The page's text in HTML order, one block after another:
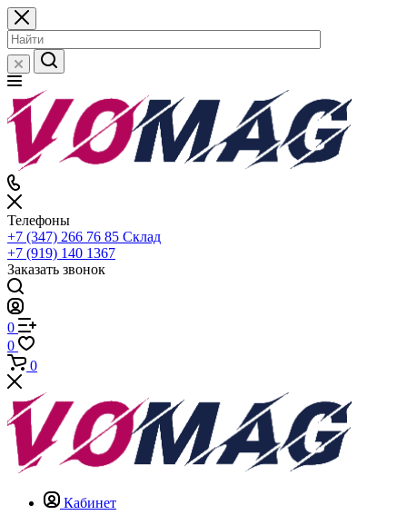
Телефоны
+7 (347) 266 76 85 Склад
+7 (919) 140 1367
Заказать звонок
0
0
0
Кабинет